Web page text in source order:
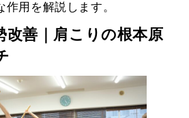
用を解説します。
改善｜肩こりの根本原